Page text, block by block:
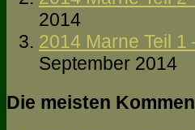
2014
2014 Marne Teil
September 2014
Die meisten